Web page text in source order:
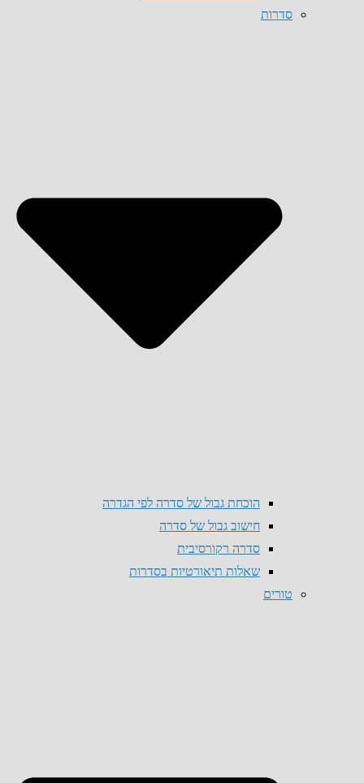
סדרות
הוכחת גבול של סדרה לפי הגדרה
חישוב גבול של סדרה
סדרה רקורסיבית
שאלות תיאורטיות בסדרות
טורים